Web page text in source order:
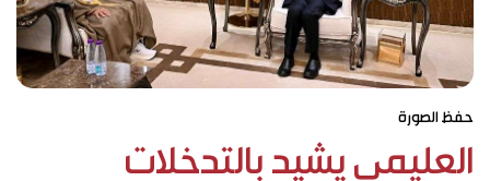
حفظ الصورة
العليمي يشيد بالتدخلات